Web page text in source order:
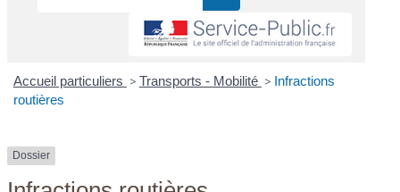
Accueil particuliers > Transports - Mobilité > Infractions
routières
Dossier